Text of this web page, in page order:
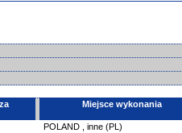
Miejsce wykonania
POLAND inne (PL)